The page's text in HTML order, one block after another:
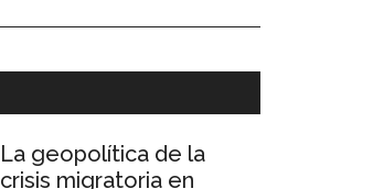
La geopolítica de la
crisis migratoria en